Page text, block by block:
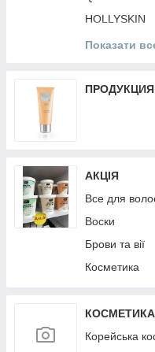
HOLLYSKIN
Victoria's
Top Beauty
Показати
ПРОДУКЦИЯ
АКЦІЯ
Все для
Воски
Брови та вії
Косметика
КОСМЕТИКА
Корейська